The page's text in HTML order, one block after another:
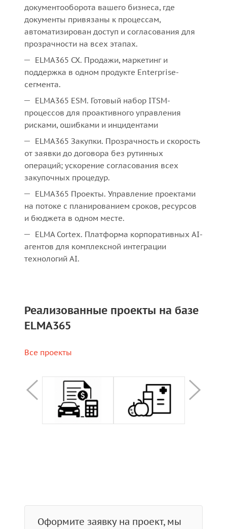
документооборота вашего бизнеса, где
документы привязаны к процессам,
автоматизирован доступ и согласования для
прозрачности на всех этапах.
ELMA365 CX. Продажи, маркетинг и
поддержка в одном продукте Enterprise-
сегмента.
ELMA365 ESM. Готовый набор ITSM-
процессов для проактивного управления
рисками, ошибками и инцидентами
ELMA365 Закупки. Прозрачность и скорость
от заявки до договора без рутинных
операций; ускорение согласования всех
закупочных процедур.
ELMA365 Проекты. Управление проектами
на потоке с планированием сроков, ресурсов
и бюджета в одном месте.
ELMA Cortex. Платформа корпоративных AI-
агентов для комплексной интеграции
технологий AI.
Реализованные проекты на базе
ELMA365
Все проектыNDA
Оформите заявку на проект, мы